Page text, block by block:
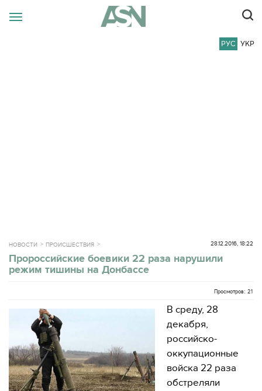
РУС УКР
НОВОСТИ ПРОИСШЕСТВИЯ 28.12.2016, 18:22
Пророссийские боевики 22 раза нарушили
режим тишины на Донбассе
Просмотров: 21
В среду, 28
декабря,
российско-
оккупационные
войска 22 раза
обстреляли